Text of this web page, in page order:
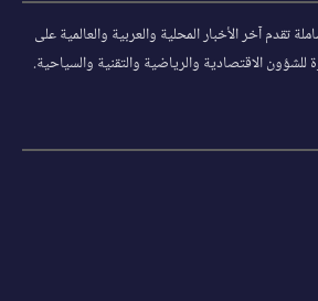
تقدم آخر الأخبار المحلية والعربية والعالمية على
للشؤون الاقتصادية والرياضية والتقنية والسياحية.